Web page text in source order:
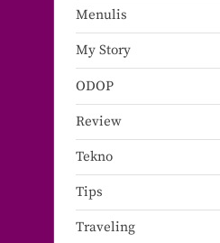
Menulis
My Story
ODOP
Review
Tekno
Tips
Traveling